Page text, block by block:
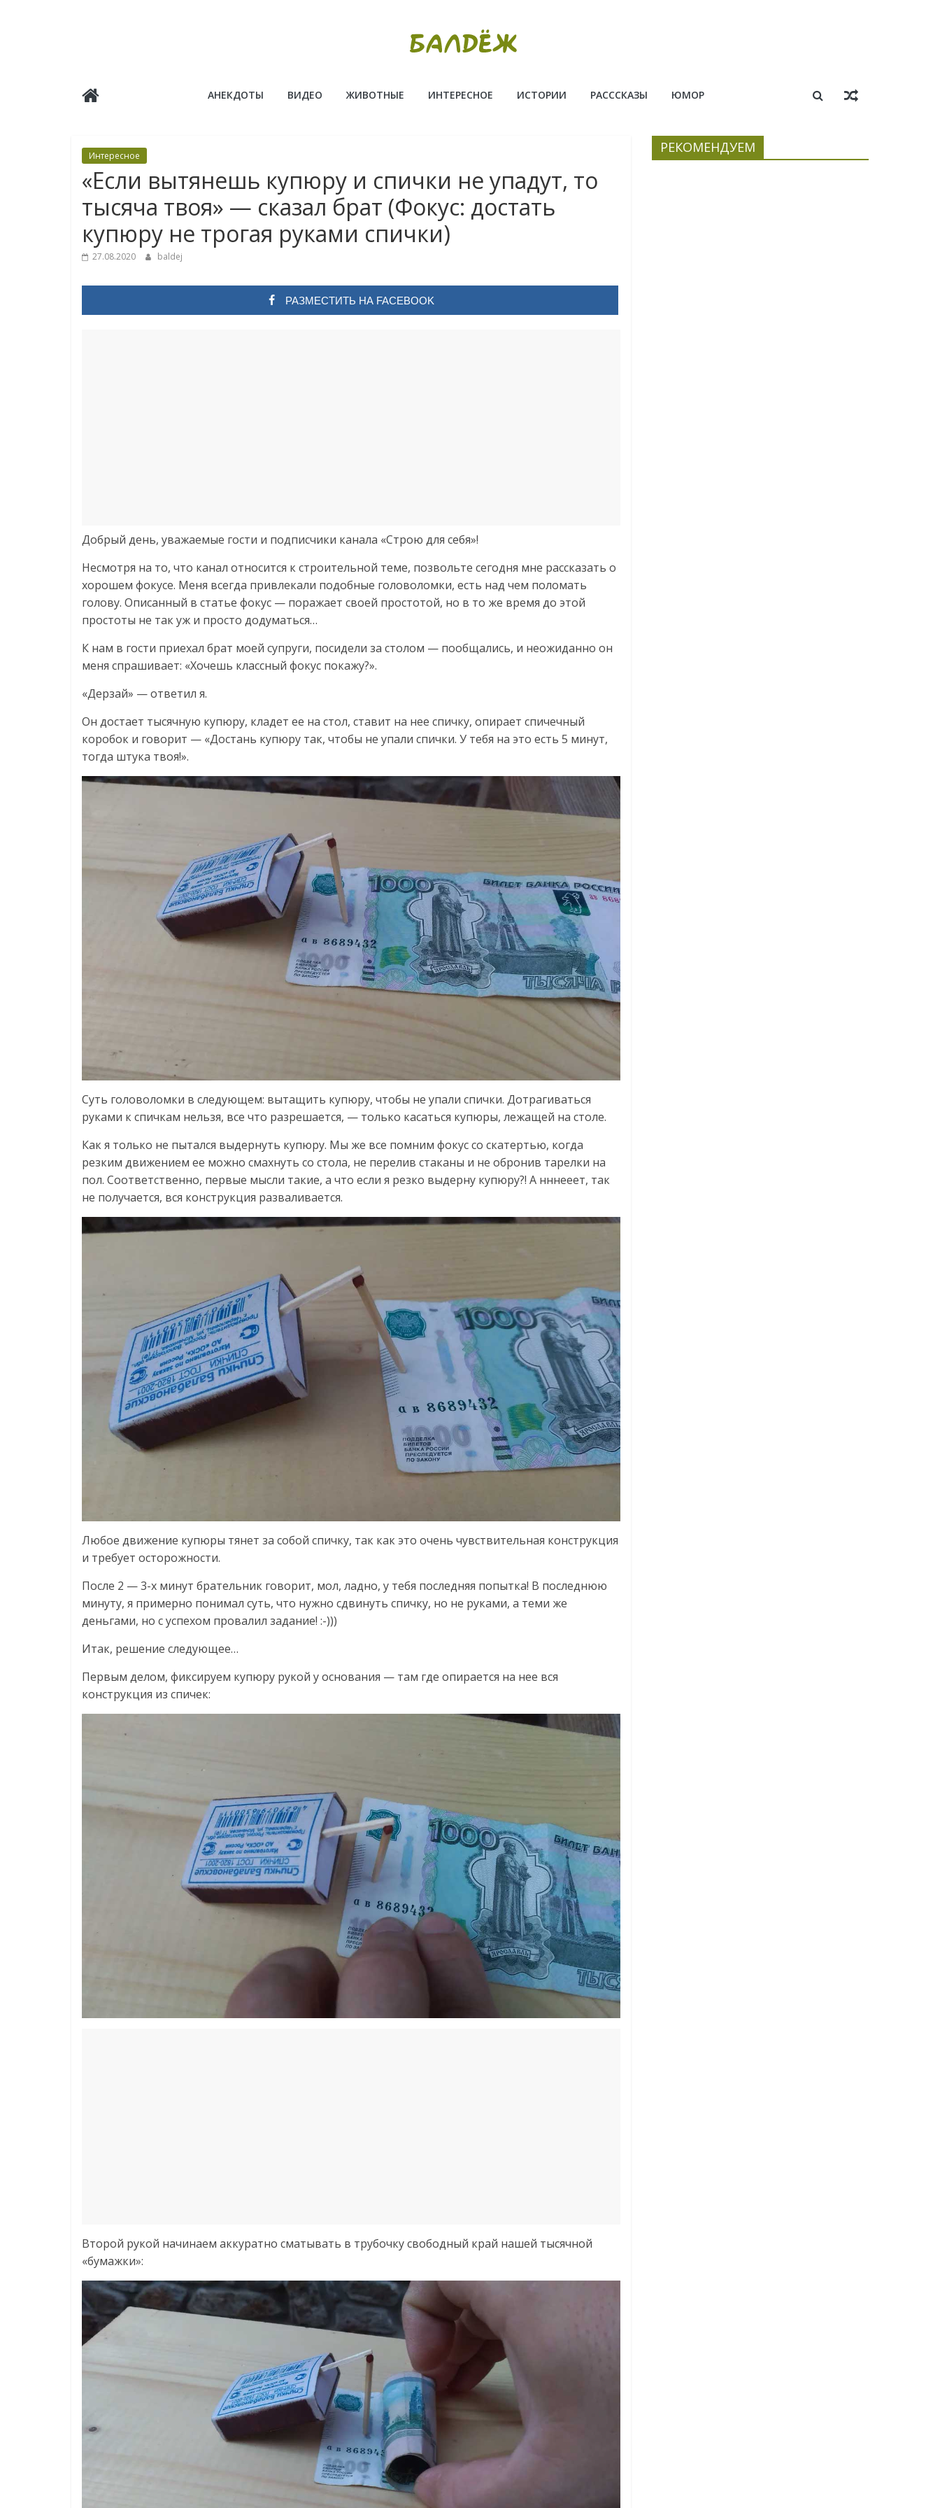
Балдёж АНЕКДОТЫ ВИДЕО ЖИВОТНЫЕ ИНТЕРЕСНОЕ ИСТОРИИ РАСССКАЗЫ ЮМОР
Интересное
«Если вытянешь купюру и спички не упадут, то
тысяча твоя» — сказал брат (Фокус: достать
купюру не трогая руками спички)
27.08.2020 baldej
РАЗМЕСТИТЬ НА FACEBOOK
Добрый день, уважаемые гости и подписчики канала «Строю для себя»!
Несмотря на то, что канал относится к строительной теме, позвольте сегодня мне рассказать о
хорошем фокусе. Меня всегда привлекали подобные головоломки, есть над чем поломать
голову. Описанный в статье фокус — поражает своей простотой, но в то же время до этой
простоты не так уж и просто додуматься…
К нам в гости приехал брат моей супруги, посидели за столом — пообщались, и неожиданно он
меня спрашивает: «Хочешь классный фокус покажу?».
«Дерзай» — ответил я.
Он достает тысячную купюру, кладет ее на стол, ставит на нее спичку, опирает спичечный
коробок и говорит — «Достань купюру так, чтобы не упали спички. У тебя на это есть 5 минут,
тогда штука твоя!».
Суть головоломки в следующем: вытащить купюру, чтобы не упали спички. Дотрагиваться
руками к спичкам нельзя, все что разрешается, — только касаться купюры, лежащей на столе.
Как я только не пытался выдернуть купюру. Мы же все помним фокус со скатертью, когда
резким движением ее можно смахнуть со стола, не перелив стаканы и не обронив тарелки на
пол. Соответственно, первые мысли такие, а что если я резко выдерну купюру?! А нннееет, так
не получается, вся конструкция разваливается.
Любое движение купюры тянет за собой спичку, так как это очень чувствительная конструкция
и требует осторожности.
После 2 — 3-х минут брательник говорит, мол, ладно, у тебя последняя попытка! В последнюю
минуту, я примерно понимал суть, что нужно сдвинуть спичку, но не руками, а теми же
деньгами, но с успехом провалил задание! :-)))
Итак, решение следующее…
Первым делом, фиксируем купюру рукой у основания — там где опирается на нее вся
конструкция из спичек:
Второй рукой начинаем аккуратно сматывать в трубочку свободный край нашей тысячной
«бумажки»:
РЕКОМЕНДУЕМ